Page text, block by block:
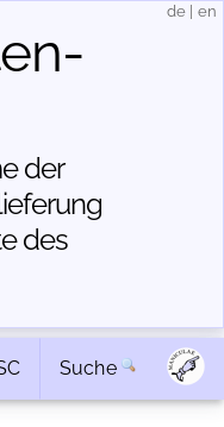
der
des
de en
Suche